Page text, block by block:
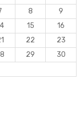
8
9
15
16
22
23
29
30